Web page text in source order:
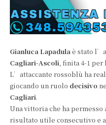
Gianluca Lapadula è stato
Cagliari-Ascoli , finita 4-1
L’attaccante rossoblù ha
giocando un ruolo decisivo
Cagliari.
Una vittoria che ha permesso
risultato utile consecutivo e